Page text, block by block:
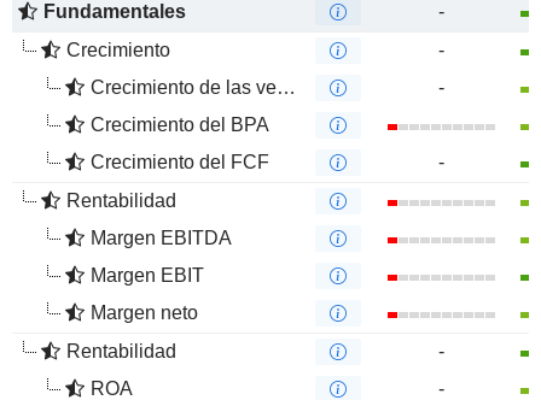
Fundamentales
-
Crecimiento
-
Crecimiento de las ventas
-
Crecimiento del BPA
Crecimiento del FCF
-
Rentabilidad
Margen EBITDA
Margen EBIT
Margen neto
Rentabilidad
-
ROA
-